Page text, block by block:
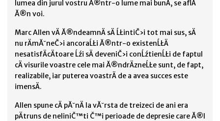
lumea din jurul vostru Ă®ntr-o lume mai bunÄ, se aflÄ
Ă®n voi.
Marc Allen vÄ Ă®ndeamnÄ sÄ ĹŁintiČ›i tot mai sus, sÄ
nu rÄmĂ˘neČ›i ancoraĹŁi Ă®ntr-o existenĹŁÄ
nesatisfÄcÄtoare Ĺźi sÄ deveniČ›i conĹźtienĹŁi de faptul
cÄ visurile voastre cele mai Ă®ndrÄzneĹŁe sunt, de fapt,
realizabile, iar puterea voastrÄ de a avea succes este
imensÄ.
Allen spune cÄ pĂ˘nÄ la vĂ˘rsta de treizeci de ani era
pÄtruns de neliniČ™ti Č™i perioade de depresie care Ă®l